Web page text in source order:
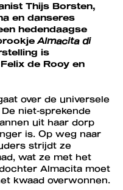
Thijs Borsten,
en danseres
hedendaagse
Almacita di
is
de Rooy en
over de universele
niet-sprekende
uit haar dorp
is. Op weg naar
strijdt ze
wat ze met het
Almacita moet
kwaad overwonnen.